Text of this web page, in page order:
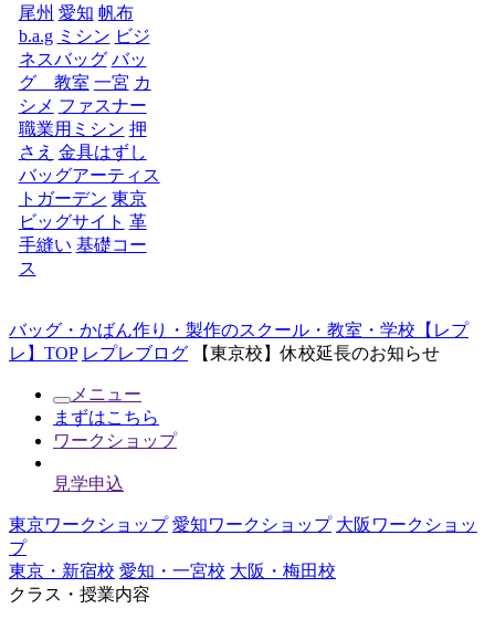
尾州 愛知 帆布
b.a.g ミシン ビジ
ネスバッグ バッ
グ 教室 一宮 カ
シメ ファスナー
職業用ミシン 押
さえ 金具はずし
バッグアーティス
トガーデン 東京
ビッグサイト 革
手縫い 基礎コー
ス
バッグ・かばん作り・製作のスクール・教室・学校【レプ
レ】TOP レプレブログ 【東京校】休校延長のお知らせ
メニュー
まずはこちら
ワークショップ
見学申込
東京ワークショップ 愛知ワークショップ 大阪ワークショッ
プ
東京・新宿校 愛知・一宮校 大阪・梅田校
クラス・授業内容